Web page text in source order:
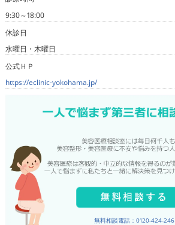
9:30～18:00
休診日
水曜日・木曜日
公式ＨＰ
https://eclinic-yokohama.jp/
無料相談電話：0120-424-246